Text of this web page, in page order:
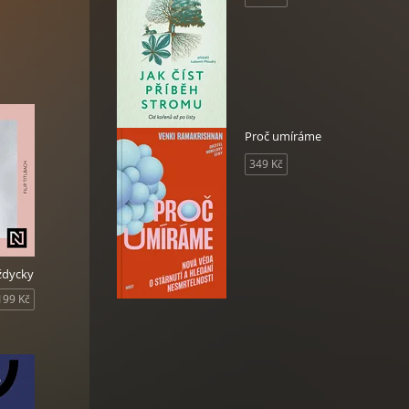
Kč
Proč umíráme
349 Kč